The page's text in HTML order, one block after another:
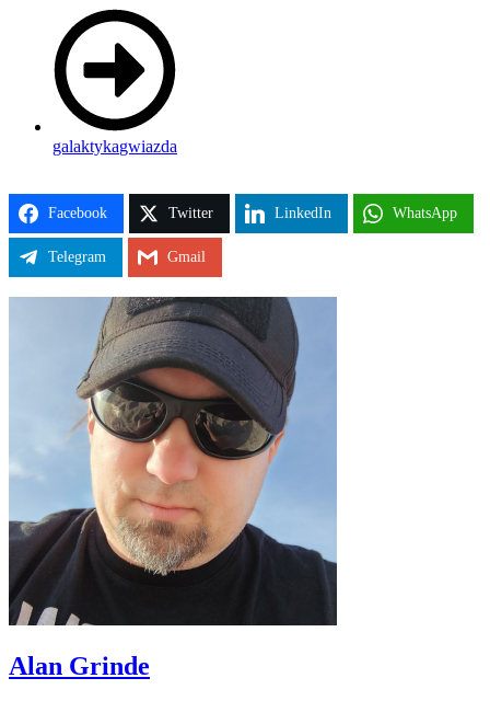
galaktykagwiazda
Facebook Twitter LinkedIn WhatsApp
Telegram Gmail
Alan Grinde